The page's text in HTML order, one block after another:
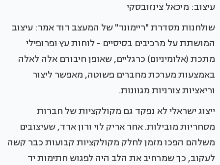
עיצוב: מיכאל צינזובסקי
שולחנות מסדרת "ריימונד" של המעצב דוד אמר: עיצוב
המושתת על מרכיבים בסיסיים - לוחות עץ ופרופילי
מתכת (אלומיניום) כרגליים, שאופן חיבורם אלה לאלה
באמצעות מערכת מחברים פשוטה, מאפשר ליצור
וריאציות צורניות מגוונות.
ייצוג ישראלי לא נפקד גם מקולקציות של חברות
מסחריות מובילות. אחר אריק לוי ורון ארד, שעיצובים
משלהם הפכו מזמן לחלק מקולקציות קבועות כבר קשה
לעקוב, כך שמרחיב את הלב היה לפגוש חתימות יד